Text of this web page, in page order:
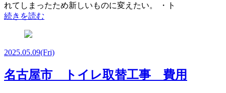
れてしまったため新しいものに変えたい。 ・ト
続きを読む
2025.05.09(Fri)
名古屋市 トイレ取替工事 費用